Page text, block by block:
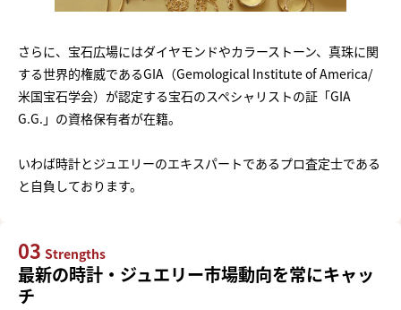
さらに、宝石広場にはダイヤモンドやカラーストーン、真珠に関
する世界的権威であるGIA（Gemological Institute of America/
米国宝石学会）が認定する宝石のスペシャリストの証「GIA
G.G.」の資格保有者が在籍。
いわば時計とジュエリーのエキスパートであるプロ査定士である
と自負しております。
03 Strengths
最新の時計・ジュエリー市場動向を常にキャッ
チ